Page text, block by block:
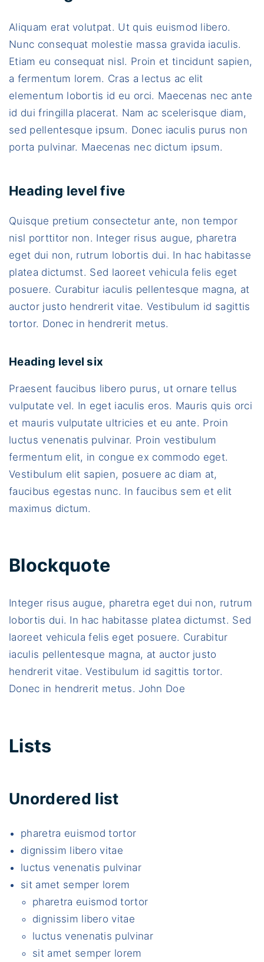
Aliquam erat volutpat. Ut quis euismod libero.
Nunc consequat molestie massa gravida iaculis.
Etiam eu consequat nisl. Proin et tincidunt sapien,
a fermentum lorem. Cras a lectus ac elit
elementum lobortis id eu orci. Maecenas nec ante
id dui fringilla placerat. Nam ac scelerisque diam,
sed pellentesque ipsum. Donec iaculis purus non
porta pulvinar. Maecenas nec dictum ipsum.
Heading level five
Quisque pretium consectetur ante, non tempor
nisl porttitor non. Integer risus augue, pharetra
eget dui non, rutrum lobortis dui. In hac habitasse
platea dictumst. Sed laoreet vehicula felis eget
posuere. Curabitur iaculis pellentesque magna, at
auctor justo hendrerit vitae. Vestibulum id sagittis
tortor. Donec in hendrerit metus.
Heading level six
Praesent faucibus libero purus, ut ornare tellus
vulputate vel. In eget iaculis eros. Mauris quis orci
et mauris vulputate ultricies et eu ante. Proin
luctus venenatis pulvinar. Proin vestibulum
fermentum elit, in congue ex commodo eget.
Vestibulum elit sapien, posuere ac diam at,
faucibus egestas nunc. In faucibus sem et elit
maximus dictum.
Blockquote
Integer risus augue, pharetra eget dui non, rutrum
lobortis dui. In hac habitasse platea dictumst. Sed
laoreet vehicula felis eget posuere. Curabitur
iaculis pellentesque magna, at auctor justo
hendrerit vitae. Vestibulum id sagittis tortor.
Donec in hendrerit metus. John Doe
Lists
Unordered list
pharetra euismod tortor
dignissim libero vitae
luctus venenatis pulvinar
sit amet semper lorem
pharetra euismod tortor
dignissim libero vitae
luctus venenatis pulvinar
sit amet semper lorem